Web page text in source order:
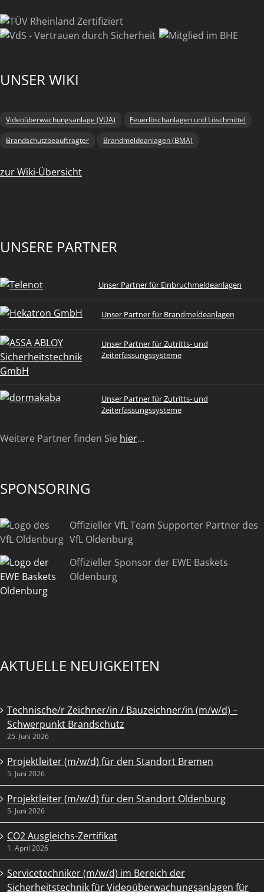
UNSER WIKI
Videoüberwachungsanlage (VÜA) Feuerlöschanlagen und Löschmittel
Brandschutzbeauftragter Brandmeldeanlagen (BMA)
zur Wiki-Übersicht
UNSERE PARTNER
Unser Partner für Einbruchmeldeanlagen
Unser Partner für Brandmeldeanlagen
Unser Partner für Zutritts- und
Zeiterfassungssysteme
Unser Partner für Zutritts- und
Zeiterfassungssysteme
Weitere Partner finden Sie hier...
SPONSORING
Offizieller VfL Team Supporter Partner des
VfL Oldenburg
Offizieller Sponsor der EWE Baskets
Oldenburg
AKTUELLE NEUIGKEITEN
Technische/r Zeichner/in / Bauzeichner/in (m/w/d) –
Schwerpunkt Brandschutz
25. Juni 2026
Projektleiter (m/w/d) für den Standort Bremen
5. Juni 2026
Projektleiter (m/w/d) für den Standort Oldenburg
5. Juni 2026
CO2 Ausgleichs-Zertifikat
1. April 2026
Servicetechniker (m/w/d) im Bereich der
Sicherheitstechnik für Videoüberwachungsanlagen für